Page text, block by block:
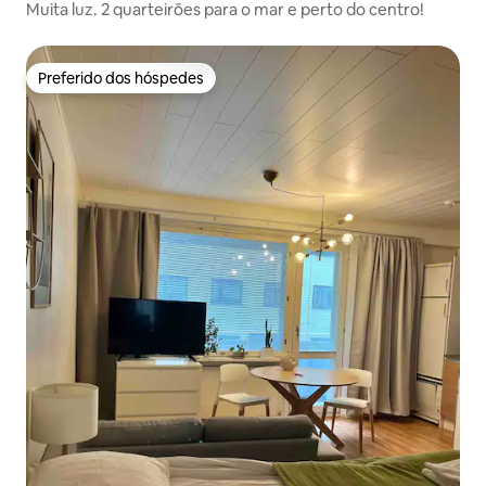
Muita luz. 2 quarteirões para o mar e perto do centro!
Preferido dos hóspedes
Preferido dos hóspedes